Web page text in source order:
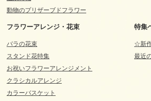
動物のプリザーブドフラワー
フラワーアレンジ・花束 特集
バラの花束
スタンド花特集
お祝いフラワーアレンジメント
クラシカルアレンジ
カラーバスケット
☆新
最近